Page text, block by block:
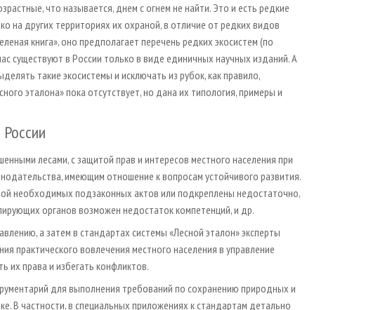
что называется, днем с огнем не найти. Это и есть редкие
на других территориях их охраной, в отличие от редких видов
книга», оно предполагает перечень редких экосистем (по
существуют в России только в виде единичных научных изданий. А
такие экосистемы и исключать из рубок, как правило,
эталона» пока отсутствует, но дана их типология, примеры и
лесами, с защитой прав и интересов местного населения при
имеющим отношение к вопросам устойчивого развития.
необходимых подзаконных актов или подкреплены недостаточно,
органов возможен недостаток компетенций, и др.
а затем в стандартах системы «Лесной эталон» эксперты
практического вовлечения местного населения в управление
их права и избегать конфликтов.
для выполнения требований по сохранению природных и
В частности, в специальных приложениях к стандартам детально